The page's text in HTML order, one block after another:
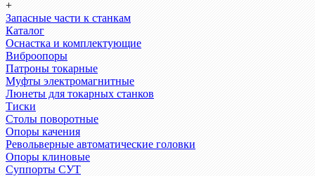
+
Запасные части к станкам
Каталог
Оснастка и комплектующие
Виброопоры
Патроны токарные
Муфты электромагнитные
Люнеты для токарных станков
Тиски
Столы поворотные
Опоры качения
Револьверные автоматические головки
Опоры клиновые
Суппорты СУТ